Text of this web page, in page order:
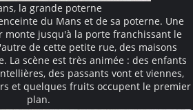
la grande poterne
du Mans et de sa poterne. Une
monte jusqu'à la porte franchissant le
de cette petite rue, des maisons
La scène est très animée : des enfants
des passants vont et viennes,
et quelques fruits occupent le premier
plan.